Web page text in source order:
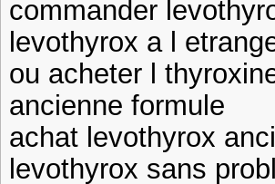
commander
levothyrox a l
ou acheter l
ancienne formule
achat levothyrox
levothyrox sans